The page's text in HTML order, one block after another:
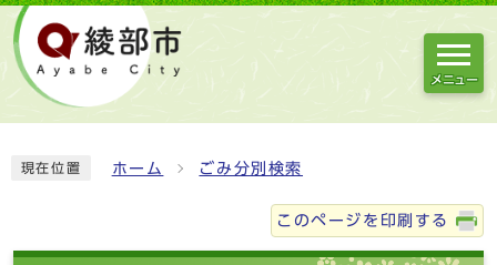
メニュー
現在位置 ホーム ごみ分別検索
このページを印刷する